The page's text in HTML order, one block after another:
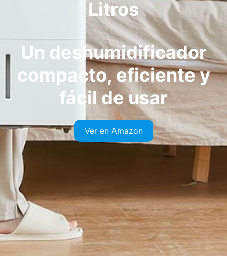
Litros
Un deshumidificador
compacto, eficiente y
fácil de usar
Ver en Amazon